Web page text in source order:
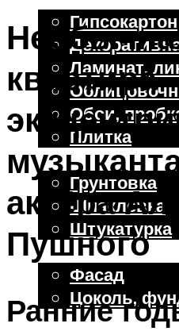
Гипсокартон
Ламинат,
Обои,
Плитка
Отделочные
Грунтовка
Шпаклевка
Штукатурка
Внешняя отделка
Фасад
Цоколь,
квартира
актёра
Пушного
Ранние